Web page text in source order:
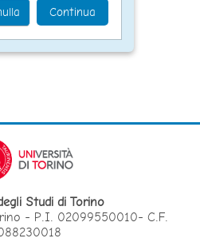
Continua
Studi di Torino
- P.I. 02099550010- C.F.